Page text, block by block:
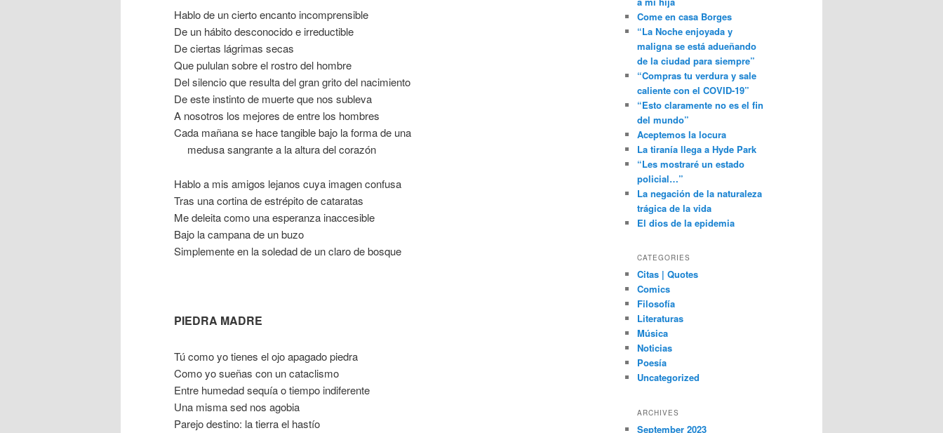
Hablo de un cierto encanto incomprensible
De un hábito desconocido e irreductible
De ciertas lágrimas secas
Que pululan sobre el rostro del hombre
Del silencio que resulta del gran grito del nacimiento
De este instinto de muerte que nos subleva
A nosotros los mejores de entre los hombres
Cada mañana se hace tangible bajo la forma de una
medusa sangrante a la altura del corazón
Hablo a mis amigos lejanos cuya imagen confusa
Tras una cortina de estrépito de cataratas
Me deleita como una esperanza inaccesible
Bajo la campana de un buzo
Simplemente en la soledad de un claro de bosque
PIEDRA MADRE
Tú como yo tienes el ojo apagado piedra
Como yo sueñas con un cataclismo
Entre humedad sequía o tiempo indiferente
Una misma sed nos agobia
Parejo destino: la tierra el hastío
Come en casa Borges
“La Noche enjoyada y
maligna se está adueñando
de la ciudad para siempre”
“Compras tu verdura y sale
caliente con el COVID-19”
“Esto claramente no es el fin
del mundo”
Aceptemos la locura
La tiranía llega a Hyde Park
“Les mostraré un estado
policial…”
La negación de la naturaleza
trágica de la vida
El dios de la epidemia
CATEGORIES
Citas | Quotes
Comics
Filosofía
Literaturas
Música
Noticias
Poesía
Uncategorized
ARCHIVES
September 2023